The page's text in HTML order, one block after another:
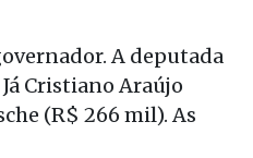
A deputada
Cristiano Araújo
(R$ 266 mil). As